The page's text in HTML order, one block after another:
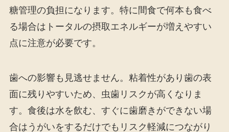
糖管理の負担になります。特に間食で何本も食べ
る場合はトータルの摂取エネルギーが増えやすい
点に注意が必要です。
歯への影響も見逃せません。粘着性があり歯の表
面に残りやすいため、虫歯リスクが高くなりま
す。食後は水を飲む、すぐに歯磨きができない場
合はうがいをするだけでもリスク軽減につながり